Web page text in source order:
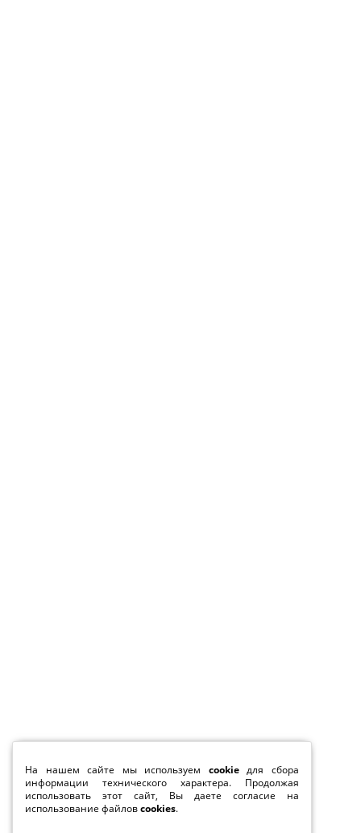
На нашем сайте мы используем cookieдля сбора
информации технического характера. Продолжая
использовать этот сайт, Вы даете согласие на
использование файловcookies.